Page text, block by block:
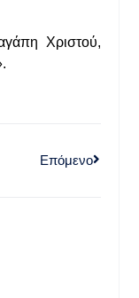
Χριστού,
Επόμενο